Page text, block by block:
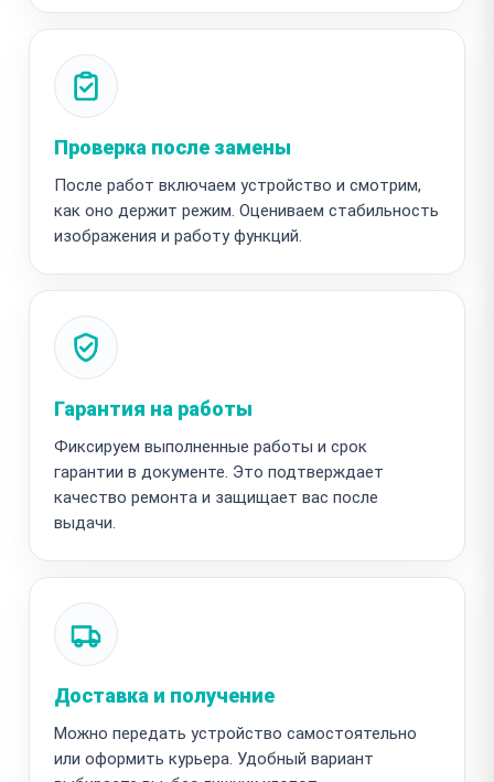
Проверка после замены
После работ включаем устройство и смотрим,
как оно держит режим. Оцениваем стабильность
изображения и работу функций.
Гарантия на работы
Фиксируем выполненные работы и срок
гарантии в документе. Это подтверждает
качество ремонта и защищает вас после
выдачи.
Доставка и получение
Можно передать устройство самостоятельно
или оформить курьера. Удобный вариант